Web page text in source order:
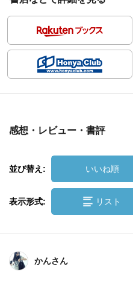
感想・レビュー・書評
並び替え: いいね順
表示形式: リスト
かんさん